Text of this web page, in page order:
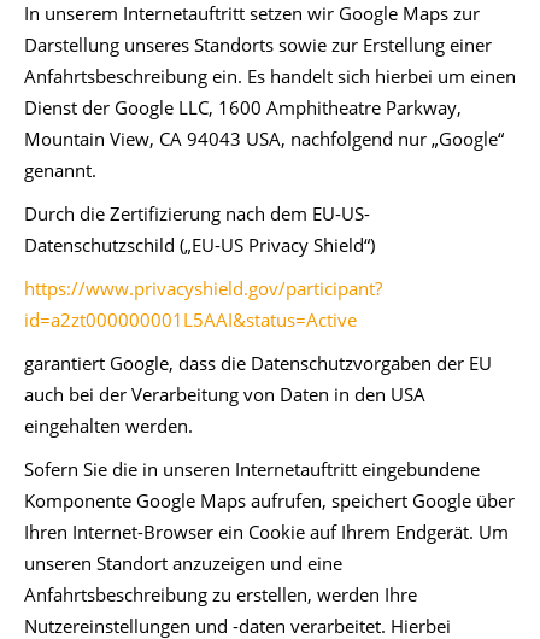
In unserem Internetauftritt setzen wir Google Maps zur
Darstellung unseres Standorts sowie zur Erstellung einer
Anfahrtsbeschreibung ein. Es handelt sich hierbei um einen
Dienst der Google LLC, 1600 Amphitheatre Parkway,
Mountain View, CA 94043 USA, nachfolgend nur „Google“
genannt.
Durch die Zertifizierung nach dem EU-US-
Datenschutzschild („EU-US Privacy Shield“)
https://www.privacyshield.gov/participant?
id=a2zt000000001L5AAI&status=Active
garantiert Google, dass die Datenschutzvorgaben der EU
auch bei der Verarbeitung von Daten in den USA
eingehalten werden.
Sofern Sie die in unseren Internetauftritt eingebundene
Komponente Google Maps aufrufen, speichert Google über
Ihren Internet-Browser ein Cookie auf Ihrem Endgerät. Um
unseren Standort anzuzeigen und eine
Anfahrtsbeschreibung zu erstellen, werden Ihre
Nutzereinstellungen und -daten verarbeitet. Hierbei